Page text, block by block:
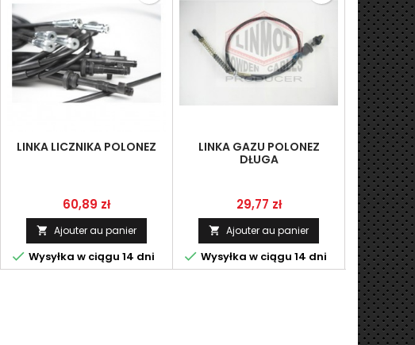
LINKA LICZNIKA POLONEZ
Prix
60,89 zł
 Ajouter au panier
 Wysyłka w ciągu 14 dni
LINKA GAZU POLONEZ
DŁUGA
Prix
29,77 zł
 Ajouter au panier
 Wysyłka w ciągu 14 dni
LINKA

